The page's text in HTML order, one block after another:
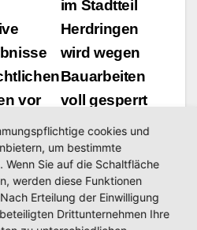
im Stadtteil
Herdringen
wird wegen
Bauarbeiten
voll gesperrt
vor
cookies und
um bestimmte
Wenn Sie auf die Schaltfläche
werden diese Funktionen
Erteilung der Einwilligung
Drittunternehmen Ihre